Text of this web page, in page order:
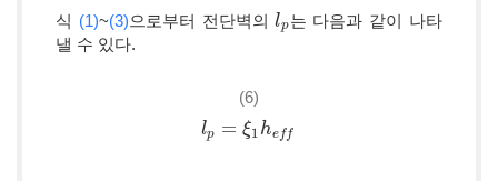
식 (1)~(3)으로부터 전단벽의lp
lp 는 다음과 같이 나타
낼 수 있다.
(6)
lp = ξ1heff
lp=ξ1 he ff